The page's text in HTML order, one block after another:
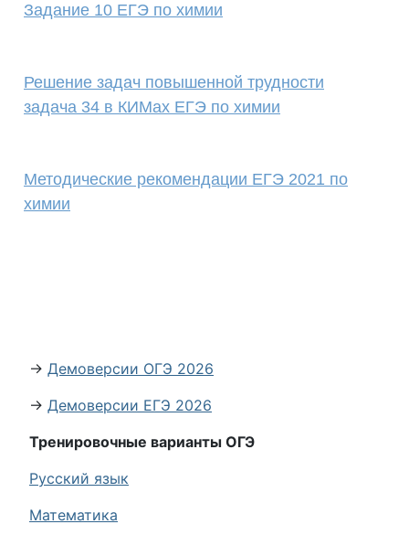
Задание 10 ЕГЭ по химии
Решение задач повышенной трудности
задача 34 в КИМах ЕГЭ по химии
Методические рекомендации ЕГЭ 2021 по
химии
→ Демоверсии ОГЭ 2026
→ Демоверсии ЕГЭ 2026
Тренировочные варианты ОГЭ
Русский язык
Математика